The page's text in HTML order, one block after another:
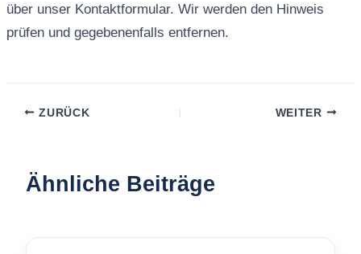
über unser Kontaktformular. Wir werden den Hinweis
prüfen und gegebenenfalls entfernen.
ZURÜCK WEITER
Ähnliche Beiträge